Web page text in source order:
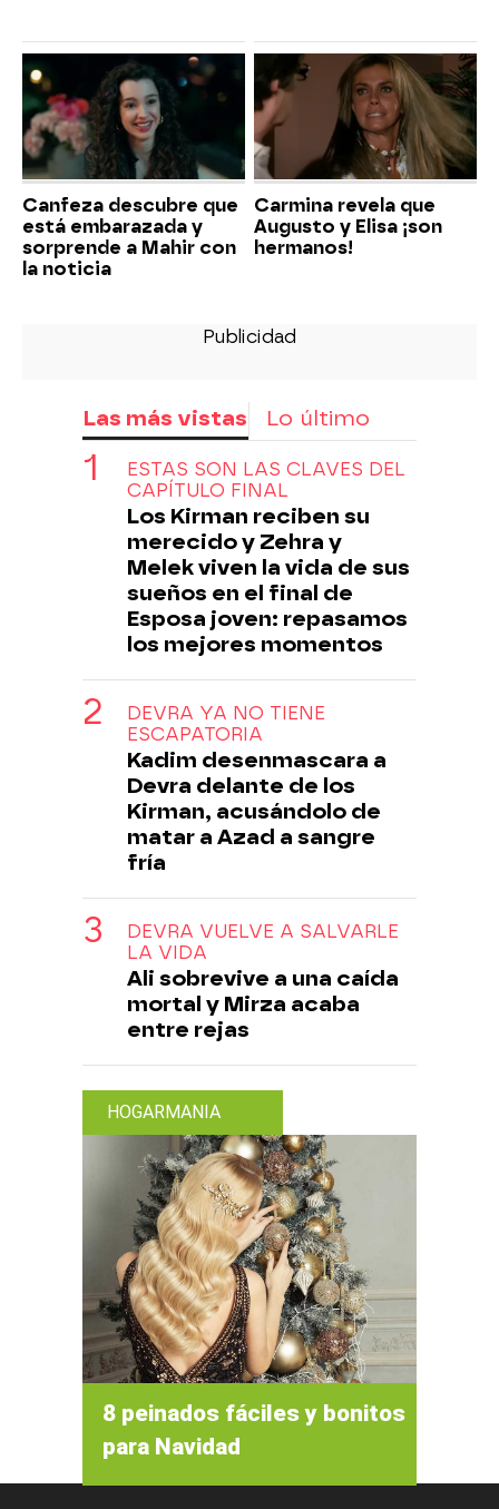
Canfeza descubre que
está embarazada y
sorprende a Mahir con
la noticia
Carmina revela que
Augusto y Elisa ¡son
hermanos!
Las más vistas Lo último
ESTAS SON LAS CLAVES DEL
CAPÍTULO FINAL
Los Kirman reciben su
merecido y Zehra y
Melek viven la vida de sus
sueños en el final de
Esposa joven: repasamos
los mejores momentos
DEVRA YA NO TIENE
ESCAPATORIA
Kadim desenmascara a
Devra delante de los
Kirman, acusándolo de
matar a Azad a sangre
fría
DEVRA VUELVE A SALVARLE
LA VIDA
Ali sobrevive a una caída
mortal y Mirza acaba
entre rejas
HOGARMANIA
8 peinados fáciles y bonitos
para Navidad